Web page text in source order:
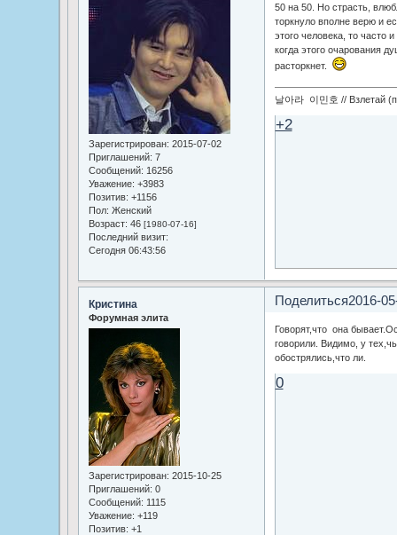
Зарегистрирован: 2015-07-02
Приглашений: 7
Сообщений: 16256
Уважение: +3983
Позитив: +1156
Пол: Женский
Возраст: 46 [1980-07-16]
Последний визит:
Сегодня 06:43:56
50 на 50. Но страсть,
торкнуло вполне верю и
этого человека, то часто
когда этого очарования
расторкнет.
날아라 이민호 // Взлетай
+2
Поделиться2016-
Кристина
Форумная элита
Зарегистрирован: 2015-10-25
Приглашений: 0
Сообщений: 1115
Уважение: +119
Позитив: +1
Говорят,что она
говорили. Видимо, у
обострялись,что ли.
0